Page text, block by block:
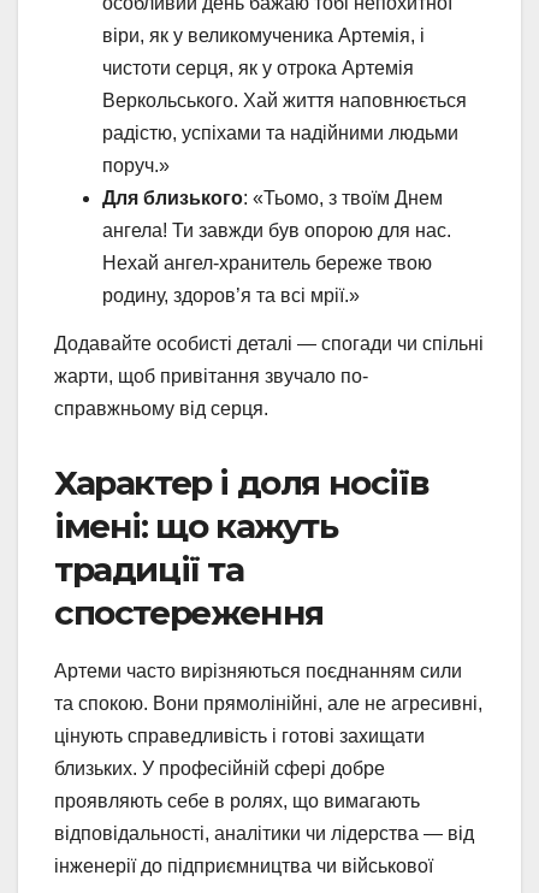
віри, як у великомученика Артемія, і
чистоти серця, як у отрока Артемія
Веркольського. Хай життя наповнюється
радістю, успіхами та надійними людьми
поруч.»
Для близького: «Тьомо, з твоїм Днем
ангела! Ти завжди був опорою для нас.
Нехай ангел-хранитель береже твою
родину, здоров’я та всі мрії.»
Додавайте особисті деталі — спогади чи спільні
жарти, щоб привітання звучало по-
справжньому від серця.
Характер і доля носіїв
імені: що кажуть
традиції та
спостереження
Артеми часто вирізняються поєднанням сили
та спокою. Вони прямолінійні, але не агресивні,
цінують справедливість і готові захищати
близьких. У професійній сфері добре
проявляють себе в ролях, що вимагають
відповідальності, аналітики чи лідерства — від
інженерії до підприємництва чи військової